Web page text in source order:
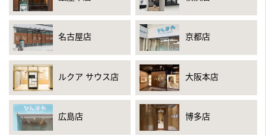
名古屋店 京都店
ルクア サウス店 大阪本店
広島店 博多店